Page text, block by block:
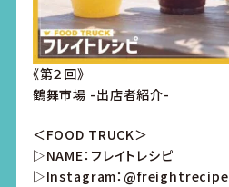
《第２回》
鶴舞市場 -出店者紹介-
＜FOOD TRUCK＞
▷NAME：フレイトレシピ
▷Instagram：@freightrecipe